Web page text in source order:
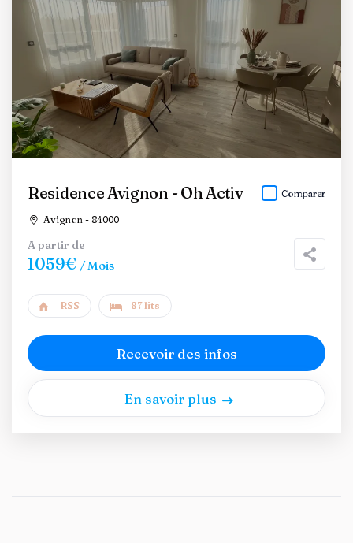
Residence Avignon - Oh Activ
Avignon - 84000
Comparer
A partir de
1059€ / Mois
RSS 87 lits
Recevoir des infos
En savoir plus